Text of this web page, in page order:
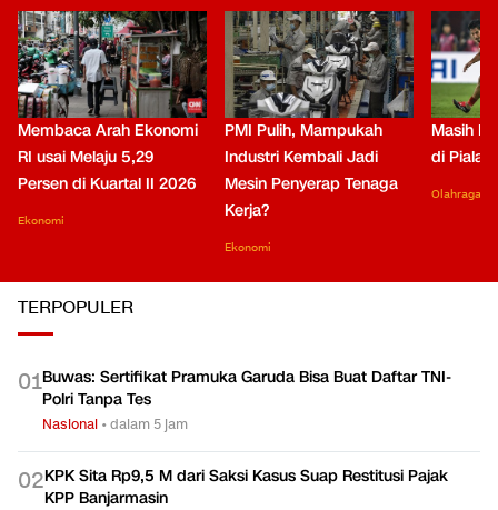
Membaca Arah Ekonomi
RI usai Melaju 5,29
Persen di Kuartal II 2026
Ekonomi
PMI Pulih, Mampukah
Industri Kembali Jadi
Mesin Penyerap Tenaga
Kerja?
Ekonomi
Masih
di Piala
Olahraga
TERPOPULER
01Buwas: Sertifikat Pramuka Garuda Bisa Buat Daftar TNI-
Polri Tanpa Tes
Nasional •dalam 5 jam
02KPK Sita Rp9,5 M dari Saksi Kasus Suap Restitusi Pajak
KPP Banjarmasin